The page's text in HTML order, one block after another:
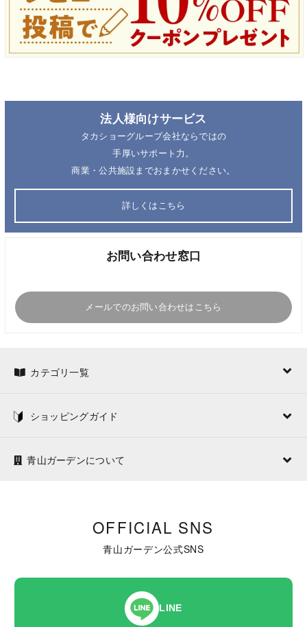
法人様向けサービス
タカショーグループ会社ならではの
手厚いサポート力。
商業・公共施設までおまかせください。
詳しくはこちら
お問い合わせ窓口
メールでのお問い合わせはこちら
カテゴリ一覧
ショッピングガイド
青山ガーデンについて
OFFICIAL SNS
青山ガーデン公式SNS
LINE